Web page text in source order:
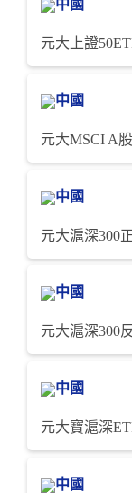
中國
元大上證
中國
元大MSCI A
中國
元大滬深300
中國
元大滬深300
中國
元大寶滬深
中國